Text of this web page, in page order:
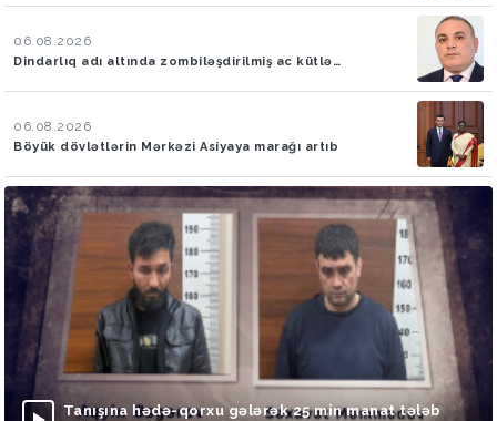
06.08.2026
Dindarlıq adı altında zombiləşdirilmiş ac kütlə…
06.08.2026
Böyük dövlətlərin Mərkəzi Asiyaya marağı artıb
Tanışına hədə-qorxu gələrək 25 min manat tələb